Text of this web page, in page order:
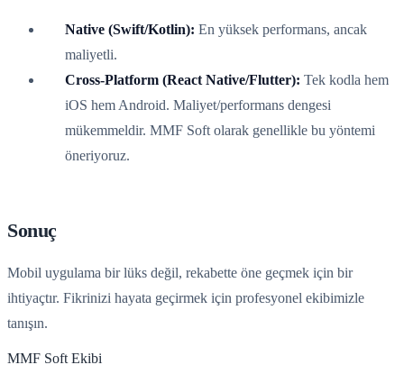
Native (Swift/Kotlin): En yüksek performans, ancak
maliyetli.
Cross-Platform (React Native/Flutter): Tek kodla hem
iOS hem Android. Maliyet/performans dengesi
mükemmeldir. MMF Soft olarak genellikle bu yöntemi
öneriyoruz.
Sonuç
Mobil uygulama bir lüks değil, rekabette öne geçmek için bir
ihtiyaçtır. Fikrinizi hayata geçirmek için profesyonel ekibimizle
tanışın.
MMF Soft Ekibi